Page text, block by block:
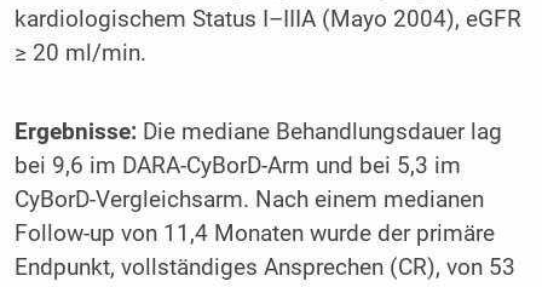
kardiologischem Status I–IIIA (Mayo 2004), eGFR
≥ 20 ml/min.
Ergebnisse:Die mediane Behandlungsdauer lag
bei 9,6 im DARA-CyBorD-Arm und bei 5,3 im
CyBorD-Vergleichsarm. Nach einem medianen
Follow-up von 11,4 Monaten wurde der primäre
Endpunkt, vollständiges Ansprechen (CR), von 53